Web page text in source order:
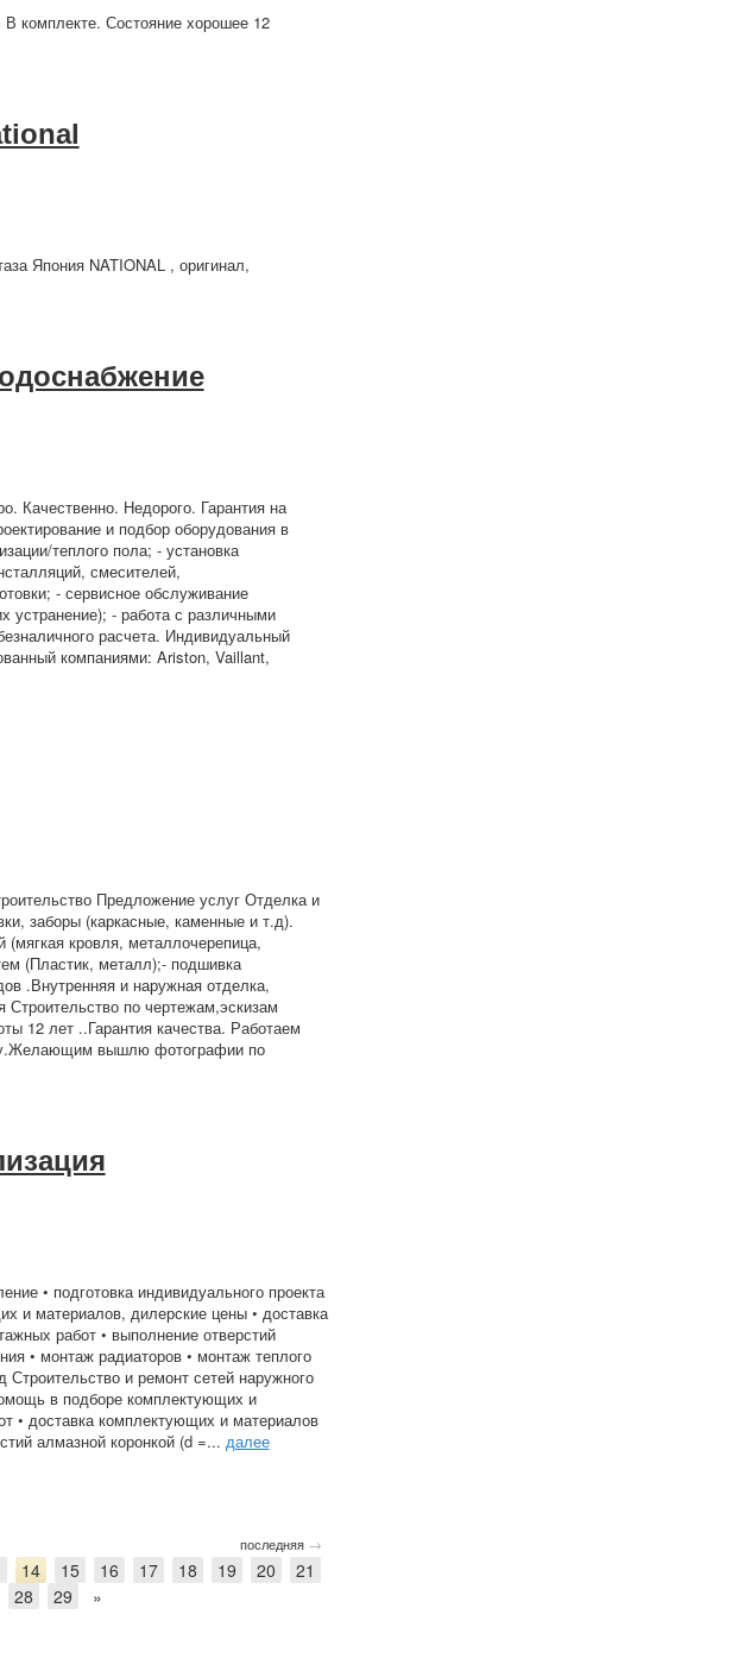
комплекте. Состояние хорошее 12
Япония NATIONAL , оригинал,
Качественно. Недорого. Гарантия на
и подбор оборудования в
теплого пола; - установка
смесителей,
- сервисное обслуживание
устранение); - работа с различными
расчета. Индивидуальный
компаниями: Ariston, Vaillant,
Предложение услуг Отделка и
заборы (каркасные, каменные и т.д).
кровля, металлочерепица,
(Пластик, металл);- подшивка
.Внутренняя и наружная отделка,
по чертежам,эскизам
12 лет ..Гарантия качества. Работаем
вышлю фотографии по
• подготовка индивидуального проекта
и материалов, дилерские цены • доставка
работ • выполнение отверстий
• монтаж радиаторов • монтаж теплого
и ремонт сетей наружного
в подборе комплектующих и
• доставка комплектующих и материалов
алмазной коронкой (d =... далее
последняя →
14 15 16 17 18 19 20
21
28 29 »